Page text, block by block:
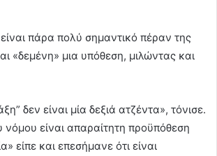
πάρα πολύ σημαντικό πέραν της
«δεμένη» μια υπόθεση, μιλώντας και
δεν είναι μία δεξιά ατζέντα», τόνισε.
είναι απαραίτητη προϋπόθεση
είπε και επεσήμανε ότι είναι